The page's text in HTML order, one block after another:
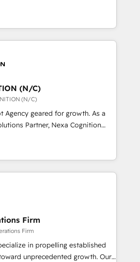
Enablement Solutions, Digital
As a fully
every single revenue-
business. We’re proud
Partners and devout CRM
HubSpot’s custom digital
leads and crushes your
and we'd love to work with you
Migrations between systems
generation strategies Time-
Award-winning creative
(N/C)
(N/C)
geared for growth. As a
Partner, Nexa Cognition
of global HubSpot Partners and
longest-standing partners since
businesses to harness the full
by combining strategic
excellence, we deliver
solutions tailored to drive
and operational efficiency. Why
Expertise: Our
in CRM implementation,
and revenue operations. 🤝
From onboarding and
Firm
Firm
in propelling established
unprecedented growth. Our